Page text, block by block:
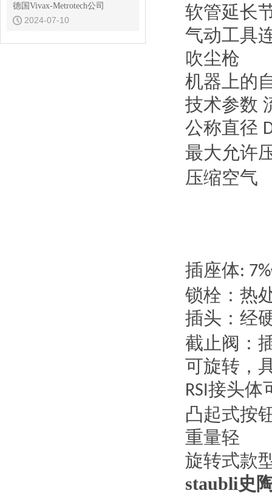
德国Vivax-Metrotech公司
2024-07-10
软管延长
气动工具
吹尘枪
机器上的
技术参数
公称直径
最大允许
压缩空气
插座体: 7%
锁栓：热
插头：经
截止阀：
可旋转，
RSI接头体
凸起式按
重量轻
旋转式款
staubli史